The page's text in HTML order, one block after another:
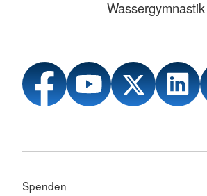
Wassergymnastik
Spenden